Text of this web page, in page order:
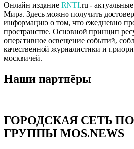
Онлайн издание RNTI.ru -
Мира. Здесь можно получить
информацию о том, что ежедневно
пространстве. Основной принцип
оперативное освещение событий,
качественной журналистики и
москвичей.
Наши партнёры
ГОРОДСКАЯ СЕТЬ
ГРУППЫ MOS.NEWS